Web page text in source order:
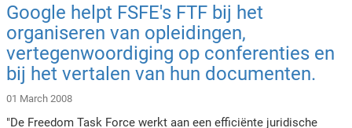
Google helpt FSFE's FTF bij het
organiseren van opleidingen,
vertegenwoordiging op conferenties en
bij het vertalen van hun documenten.
01 March 2008
"De Freedom Task Force werkt aan een efficiënte juridische